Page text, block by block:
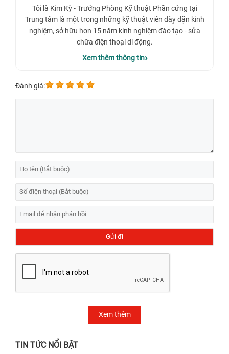
Tôi là Kim Kỳ - Trưởng Phòng Kỹ thuật Phần cứng tại
Trung tâm là một trong những kỹ thuật viên dày dặn kinh
nghiệm, sở hữu hơn 15 năm kinh nghiệm đào tạo - sửa
chữa điện thoại di động.
Xem thêm thông tin
Đánh giá:
Xem thêm
TIN TỨC NỔI BẬT